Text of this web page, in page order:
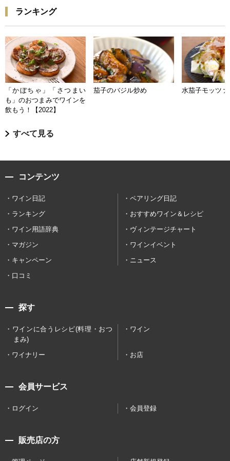
ランキング
「かぼちゃ」「さつまい
も」のおつまみでワインを
飲もう！【2022】
茄子のバジル炒め 水茄子モッツァ
すべて見る
コンテンツ
ワイン日記
ペアリング日記
ランキング
おすすめワイン＆レシピ
ワイン用語辞典
ヴィンテージチャート
マガジン
ワインイベント
キャンペーン
ニュース
口コミ
探す
ワインに合うレシピ(料理・おつ
まみ)
ワイン
ワイナリー お店
会員サービス
ログイン 会員登録
販売店の方